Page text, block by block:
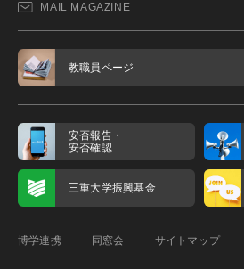
MAIL MAGAZINE
教職員ページ
安否報告・
安否確認
三重大学振興基金
博学連携 同窓会 サイトマップ